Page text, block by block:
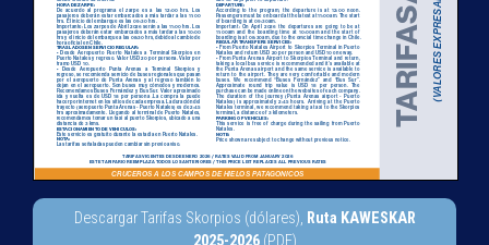
Descargar Tarifas Skorpios (dólares), Ruta KAWESKAR
2025-2026(PDF)